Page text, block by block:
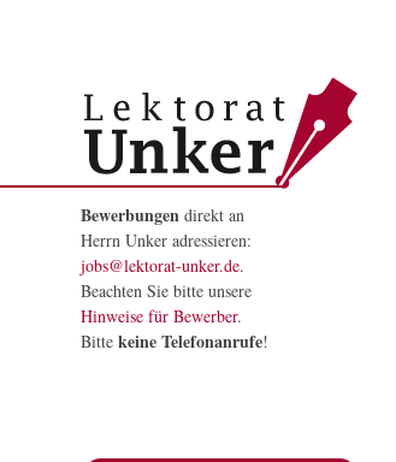
Bewerbungendirekt an
Herrn Unker adressieren:
jobs@lektorat-unker.de.
Beachten Sie bitte unsere
Hinweise für Bewerber.
Bitte keine Telefonanrufe!